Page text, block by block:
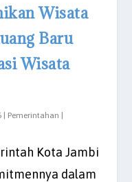
Wisata
Baru
Wisata
| Pemerintahan |
Kota Jambi
dalam